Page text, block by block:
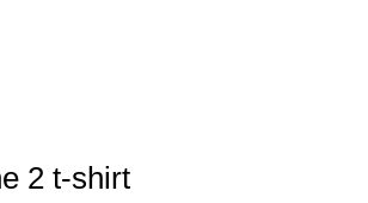
2 t-shirt